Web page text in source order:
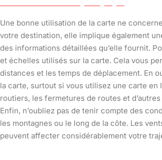
Une bonne utilisation de la carte ne
votre destination, elle implique également
des informations détaillées qu’elle fournit.
et échelles utilisés sur la carte. Cela vous
distances et les temps de déplacement. En
la carte, surtout si vous utilisez une carte
routiers, les fermetures de routes et
Enfin, n’oubliez pas de tenir compte des
les montagnes ou le long de la côte. Les
peuvent affecter considérablement votre